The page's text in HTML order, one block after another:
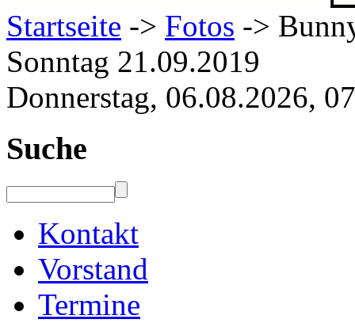
Startseite -> Fotos ->
Sonntag 21.09.2019
Donnerstag, 06.08.2026,
Suche
Kontakt
Vorstand
Termine